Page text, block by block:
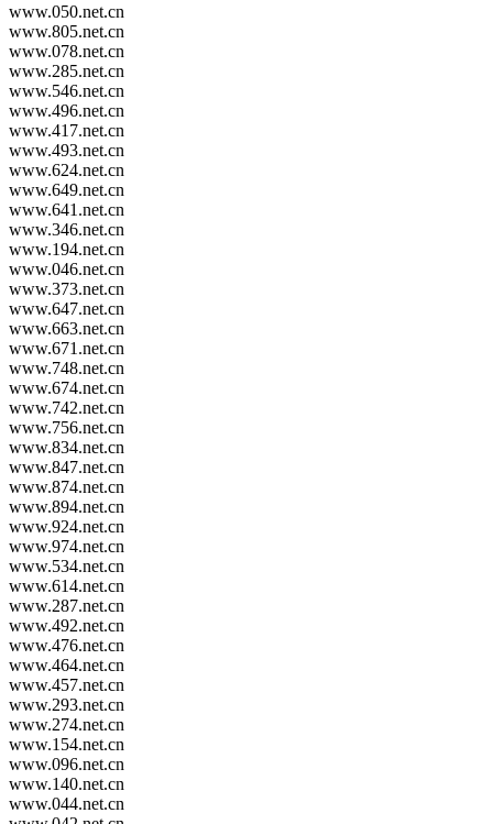
www.050.net.cn
www.805.net.cn
www.078.net.cn
www.285.net.cn
www.546.net.cn
www.496.net.cn
www.417.net.cn
www.493.net.cn
www.624.net.cn
www.649.net.cn
www.641.net.cn
www.346.net.cn
www.194.net.cn
www.046.net.cn
www.373.net.cn
www.647.net.cn
www.663.net.cn
www.671.net.cn
www.748.net.cn
www.674.net.cn
www.742.net.cn
www.756.net.cn
www.834.net.cn
www.847.net.cn
www.874.net.cn
www.894.net.cn
www.924.net.cn
www.974.net.cn
www.534.net.cn
www.614.net.cn
www.287.net.cn
www.492.net.cn
www.476.net.cn
www.464.net.cn
www.457.net.cn
www.293.net.cn
www.274.net.cn
www.154.net.cn
www.096.net.cn
www.140.net.cn
www.044.net.cn